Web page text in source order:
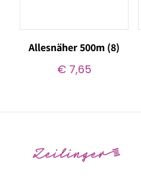
Allesnäher 500m (8)
€7,65